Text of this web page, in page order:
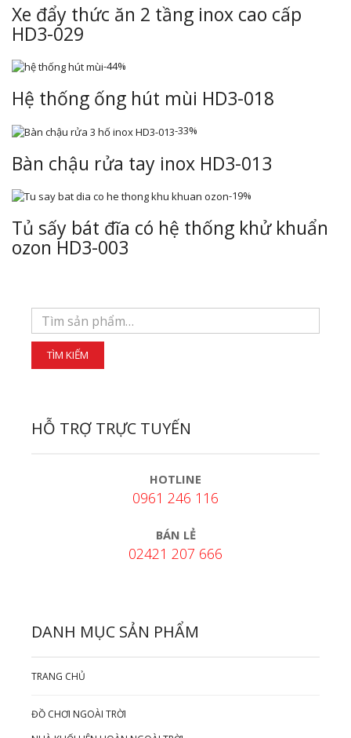
Xe đẩy thức ăn 2 tầng inox cao cấp
HD3-029
-44%
Hệ thống ống hút mùi HD3-018
-33%
Bàn chậu rửa tay inox HD3-013
-19%
Tủ sấy bát đĩa có hệ thống khử khuẩn
ozon HD3-003
HỖ TRỢ TRỰC TUYẾN
HOTLINE
0961 246 116
BÁN LẺ
02421 207 666
DANH MỤC SẢN PHẨM
TRANG CHỦ
ĐỒ CHƠI NGOÀI TRỜI